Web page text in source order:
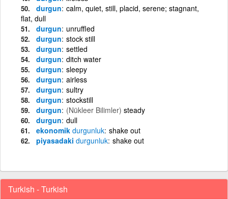
durgun calm, quiet, still, placid, serene; stagnant,
flat, dull
durgun unruffled
durgun stock still
durgun settled
durgun ditch water
durgun sleepy
durgun airless
durgun sultry
durgun stockstill
durgun (Nükleer Bilimler) steady
durgun dull
ekonomik durgunluk shake out
piyasadaki durgunluk shake out
Turkish - Turkish